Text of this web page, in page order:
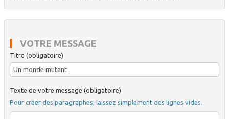
VOTRE MESSAGE
Titre (obligatoire)
Texte de votre message (obligatoire)
Pour créer des paragraphes, laissez simplement des lignes vides.